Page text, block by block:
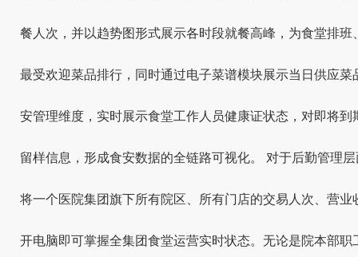
餐人次，并以趋势图形式展示各时段就餐高峰，为食堂排
最受欢迎菜品排行，同时通过电子菜谱模块展示当日供应
安管理维度，实时展示食堂工作人员健康证状态，对即将
留样信息，形成食安数据的全链路可视化。 对于后勤管理
将一个医院集团旗下所有院区、所有门店的交易人次、营
开电脑即可掌握全集团食堂运营实时状态。无论是院本部